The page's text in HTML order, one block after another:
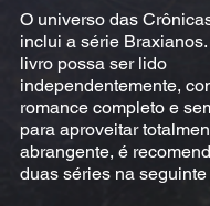
O universo das
inclui a série
livro possa ser lido
independentemente,
romance completo e
para aproveitar
abrangente, é
duas séries na seguinte